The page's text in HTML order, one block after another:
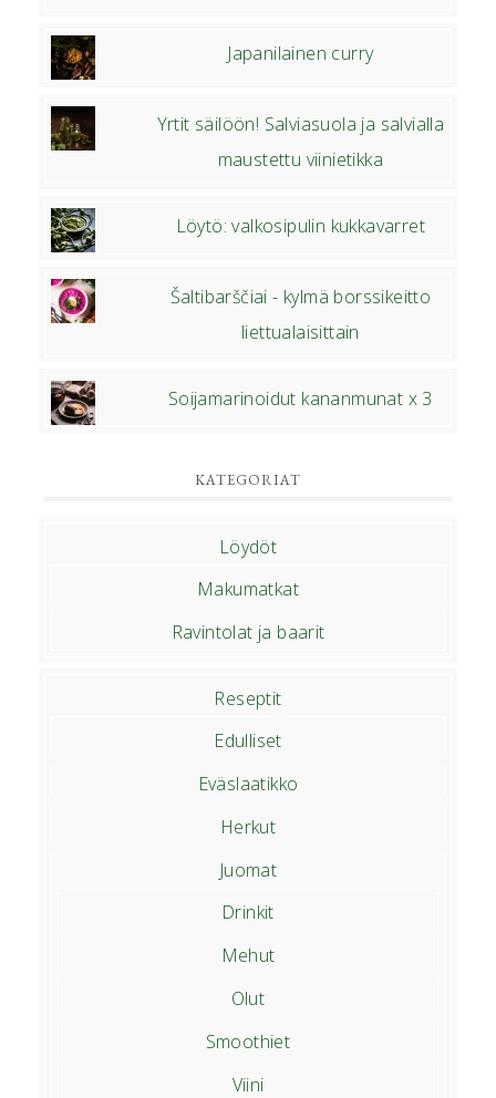
Japanilainen curry
Yrtit säilöön! Salviasuola ja salvialla
maustettu viinietikka
Löytö: valkosipulin kukkavarret
Šaltibarščiai - kylmä borssikeitto
liettualaisittain
Soijamarinoidut kananmunat x 3
KATEGORIAT
Löydöt
Makumatkat
Ravintolat ja baarit
Reseptit
Edulliset
Eväslaatikko
Herkut
Juomat
Drinkit
Mehut
Olut
Smoothiet
Viini